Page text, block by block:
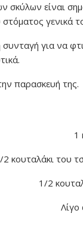
είναι
γενικά
για να
παρασκευή της.
1
2 κουταλάκι του
1/2